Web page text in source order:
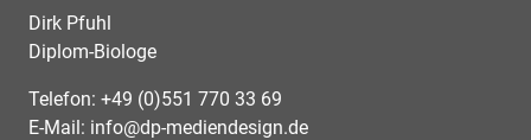
Dirk Pfuhl
Diplom-Biologe
Telefon: +49 (0)551 770 33 69
E-Mail: info@dp-mediendesign.de